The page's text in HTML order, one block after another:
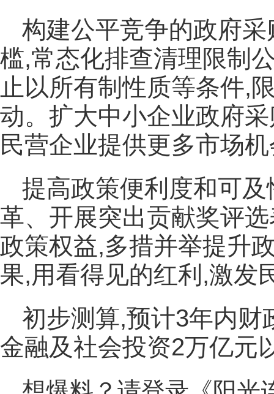
构建公平竞争的政府
槛,常态化排查清理限制
止以所有制性质等条件,
动。扩大中小企业政府
民营企业提供更多市场
提高政策便利度和可
革、开展突出贡献奖评
政策权益,多措并举提升
果,用看得见的红利,激发
初步测算,预计3年内财
金融及社会投资2万亿元